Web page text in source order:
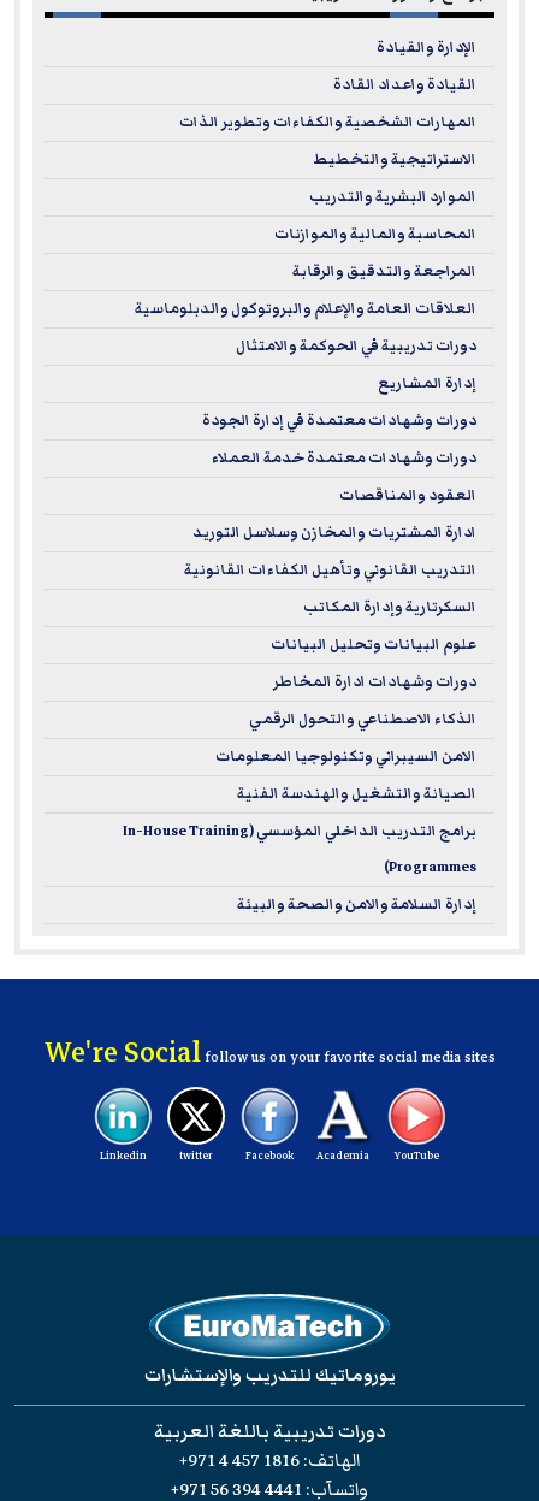
الإدارة والقيادة
القيادة واعداد القادة
المهارات الشخصية والكفاءات وتطوير الذات
الاستراتيجية والتخطيط
الموارد البشرية والتدريب
المحاسبة والمالية والموازنات
المراجعة والتدقيق والرقابة
العلاقات العامة والإعلام والبروتوكول والدبلوماسية
دورات تدريبية في الحوكمة والامتثال
إدارة المشاريع
دورات وشهادات معتمدة في إدارة الجودة
دورات وشهادات معتمدة خدمة العملاء
العقود والمناقصات
ادارة المشتريات والمخازن وسلاسل التوريد
التدريب القانوني وتأهيل الكفاءات القانونية
السكرتارية وإدارة المكاتب
علوم البيانات وتحليل البيانات
دورات وشهادات ادارة المخاطر
الذكاء الاصطناعي والتحول الرقمي
الامن السيبراني وتكنولوجيا المعلومات
الصيانة والتشغيل والهندسة الفنية
برامج التدريب الداخلي المؤسسي (In-House Training
Programmes)
إدارة السلامة والامن والصحة والبيئة
We're Socialfollow us on your favorite social media sites
YouTube
Academia
Facebook
twitter
Linkedin
يوروماتيك للتدريب والإستشارات
دورات تدريبية باللغة العربية
الهاتف:+971 4 457 1816
واتسآب:+971 56 394 4441